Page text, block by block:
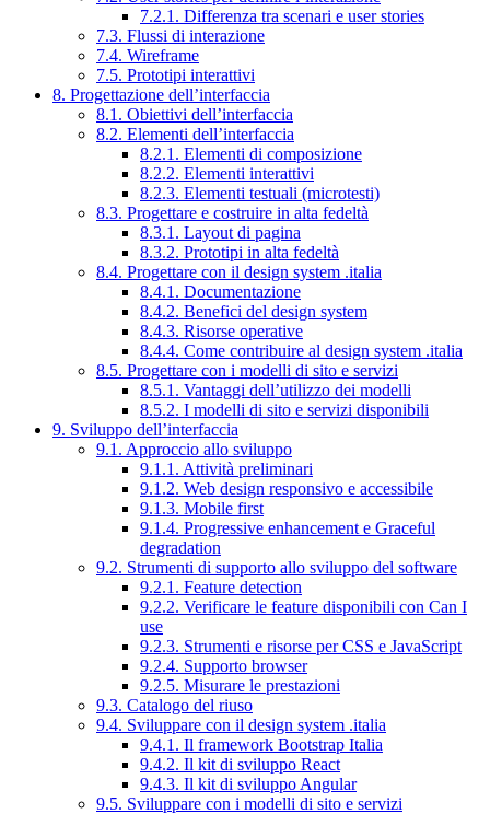
7.2.1. Differenza tra scenari e user stories
7.3. Flussi di interazione
7.4. Wireframe
7.5. Prototipi interattivi
8. Progettazione dell’interfaccia
8.1. Obiettivi dell’interfaccia
8.2. Elementi dell’interfaccia
8.2.1. Elementi di composizione
8.2.2. Elementi interattivi
8.2.3. Elementi testuali (microtesti)
8.3. Progettare e costruire in alta fedeltà
8.3.1. Layout di pagina
8.3.2. Prototipi in alta fedeltà
8.4. Progettare con il design system .italia
8.4.1. Documentazione
8.4.2. Benefici del design system
8.4.3. Risorse operative
8.4.4. Come contribuire al design system .italia
8.5. Progettare con i modelli di sito e servizi
8.5.1. Vantaggi dell’utilizzo dei modelli
8.5.2. I modelli di sito e servizi disponibili
9. Sviluppo dell’interfaccia
9.1. Approccio allo sviluppo
9.1.1. Attività preliminari
9.1.2. Web design responsivo e accessibile
9.1.3. Mobile first
9.1.4. Progressive enhancement e Graceful
degradation
9.2. Strumenti di supporto allo sviluppo del software
9.2.1. Feature detection
9.2.2. Verificare le feature disponibili con Can I
use
9.2.3. Strumenti e risorse per CSS e JavaScript
9.2.4. Supporto browser
9.2.5. Misurare le prestazioni
9.3. Catalogo del riuso
9.4. Sviluppare con il design system .italia
9.4.1. Il framework Bootstrap Italia
9.4.2. Il kit di sviluppo React
9.4.3. Il kit di sviluppo Angular
9.5. Sviluppare con i modelli di sito e servizi